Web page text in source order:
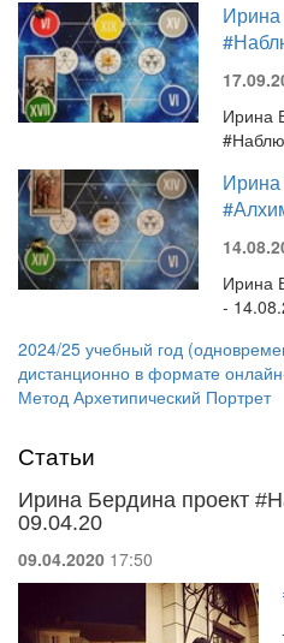
Ирина
Ирина
Ирина
Ирина
-
2024/25 учебный год
дистанционно в формате
Метод Архетипический Портрет
Статьи
Ирина Бердина проект
09.04.20
09.04.2020 17:50